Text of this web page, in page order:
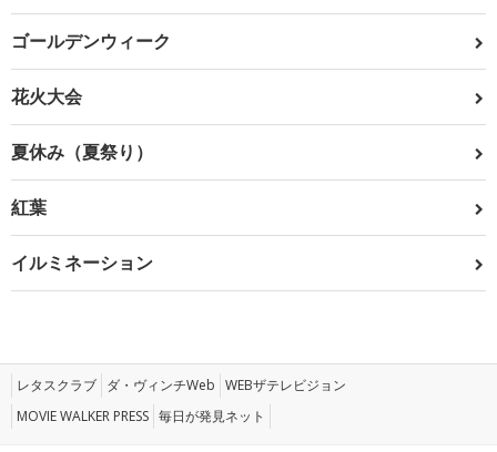
ゴールデンウィーク
花火大会
夏休み（夏祭り）
紅葉
イルミネーション
レタスクラブ ダ・ヴィンチWeb WEBザテレビジョン
MOVIE WALKER PRESS 毎日が発見ネット